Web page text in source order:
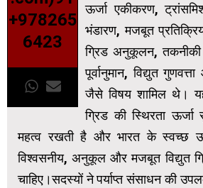
+978265
6423
ऊर्जा एकीकरण,
भंडारण, मजबूत
ग्रिड अनुकूलन, तकनीकी
पूर्वानुमान, विद्युत
जैसे विषय शामिल थे।
ग्रिड की स्थिरता ऊर्जा
महत्व रखती है और भारत के स्वच्छ
विश्वसनीय, अनुकूल और मजबूत विद्युत
चाहिए।सदस्यों ने पर्याप्त संसाधन की